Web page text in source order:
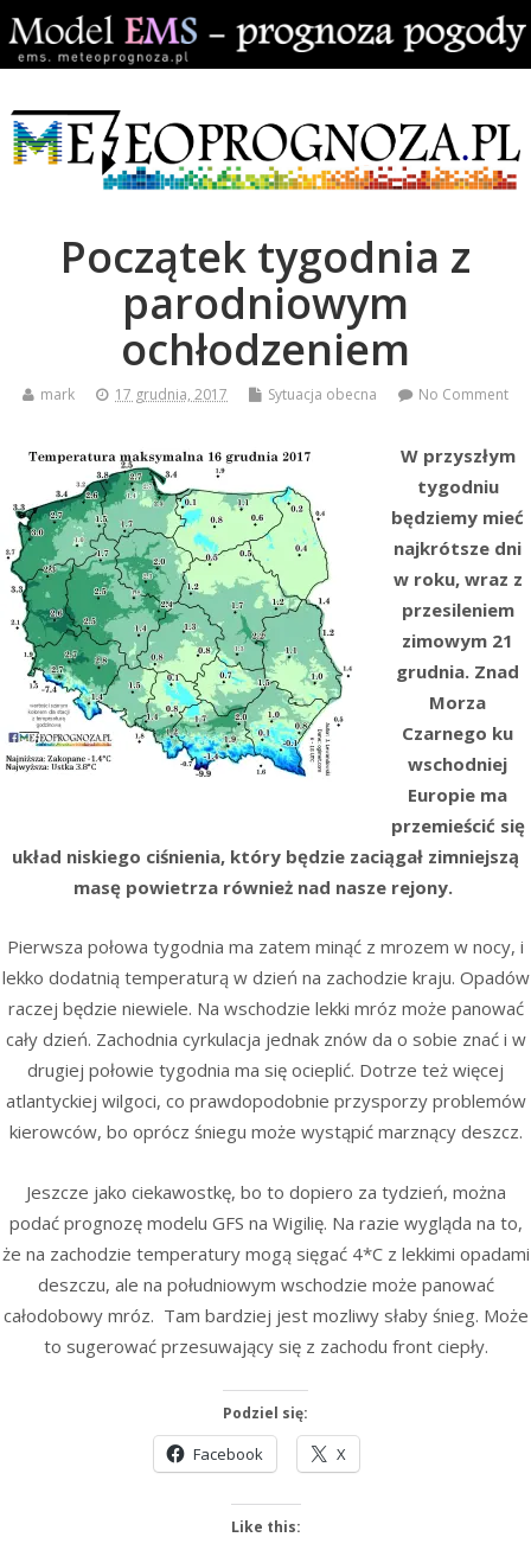
Początek tygodnia z
parodniowym
ochłodzeniem
mark 17 grudnia, 2017 Sytuacja obecna No Comment
W przyszłym
tygodniu
będziemy mieć
najkrótsze dni
w roku, wraz z
przesileniem
zimowym 21
grudnia. Znad
Morza
Czarnego ku
wschodniej
Europie ma
przemieścić się
układ niskiego ciśnienia, który będzie zaciągał zimniejszą
masę powietrza również nad nasze rejony.
Pierwsza połowa tygodnia ma zatem minąć z mrozem w nocy, i
lekko dodatnią temperaturą w dzień na zachodzie kraju. Opadów
raczej będzie niewiele. Na wschodzie lekki mróz może panować
cały dzień. Zachodnia cyrkulacja jednak znów da o sobie znać i w
drugiej połowie tygodnia ma się ocieplić. Dotrze też więcej
atlantyckiej wilgoci, co prawdopodobnie przysporzy problemów
kierowców, bo oprócz śniegu może wystąpić marznący deszcz.
Jeszcze jako ciekawostkę, bo to dopiero za tydzień, można
podać prognozę modelu GFS na Wigilię. Na razie wygląda na to,
że na zachodzie temperatury mogą sięgać 4*C z lekkimi opadami
deszczu, ale na południowym wschodzie może panować
całodobowy mróz. Tam bardziej jest mozliwy słaby śnieg. Może
to sugerować przesuwający się z zachodu front ciepły.
Podziel się:
Facebook X
Like this: